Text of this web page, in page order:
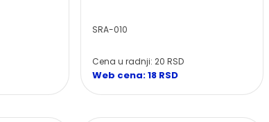
SRA-010
Cena u radnji: 20 RSD
Web cena: 18 RSD